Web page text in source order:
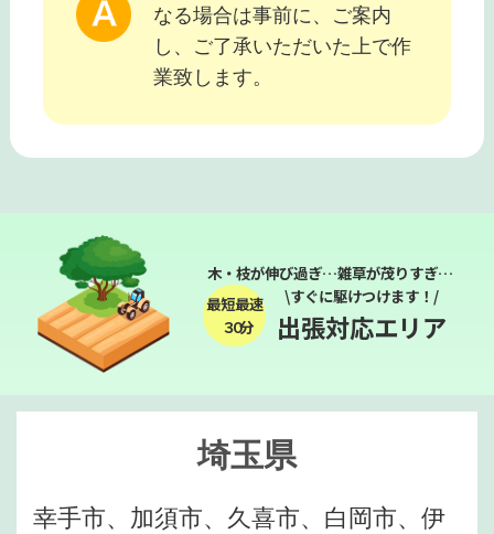
なる場合は事前に、ご案内
し、ご了承いただいた上で作
業致します。
木・枝が伸び過ぎ…雑草が茂りすぎ…
最短最速
３０分
\すぐに駆けつけます！/
出張対応エリア
埼玉県
幸手市、加須市、久喜市、白岡市、伊